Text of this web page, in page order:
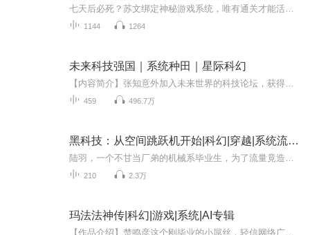
1144 1264
未来科技强国｜系统种田｜星际科幻
459 496.7万
黑科技：从空间跳跃机开始|科幻|穿越|系统流|超级科技|科幻
210 2.3万
玛法法神传|科幻|游戏|系统|AI专辑